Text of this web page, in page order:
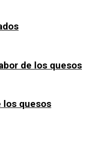
de los quesos
los quesos